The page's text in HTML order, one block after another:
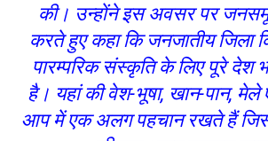
की। उन्होंने इस अवसर पर
करते हुए कहा कि जनजातीय जिला
पारम्परिक संस्कृति के लिए पूरे देश
है। यहां की वेश-भूषा, खान-पान, मेले
आप में एक अलग पहचान रखते हैं